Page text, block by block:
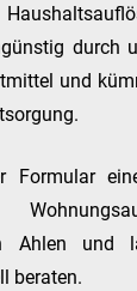
durch
und
Formular
Ahlen und
beraten.